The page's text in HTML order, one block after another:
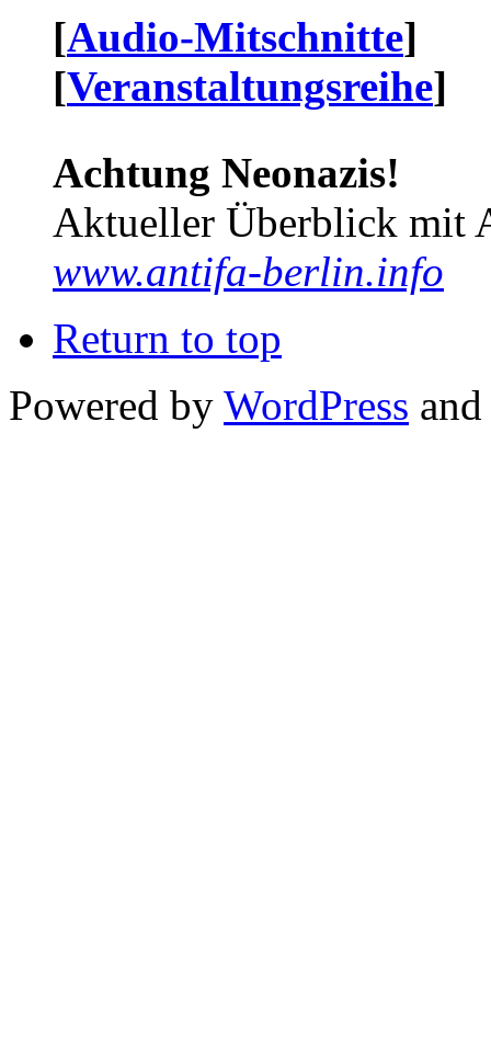
[Audio-Mitschnitte]
[Veranstaltungsreihe]
Achtung Neonazis!
Aktueller Überblick mit
www.antifa-berlin.info
Return to top
Powered by WordPress